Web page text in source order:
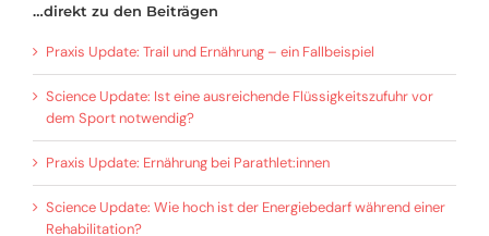
…direkt zu den Beiträgen
Praxis Update: Trail und Ernährung – ein Fallbeispiel
Science Update: Ist eine ausreichende Flüssigkeitszufuhr vor
dem Sport notwendig?
Praxis Update: Ernährung bei Parathlet:innen
Science Update: Wie hoch ist der Energiebedarf während einer
Rehabilitation?